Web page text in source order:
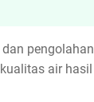
pengolahan
air hasil